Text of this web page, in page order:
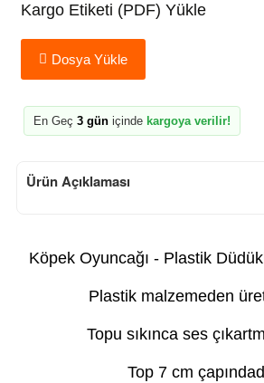
Kargo Etiketi (PDF) Yükle
Dosya Yükle
En Geç 3 gün içinde kargoya verilir!
Ürün Açıklaması
Köpek Oyuncağı - Plastik
Plastik malzemeden
Topu sıkınca ses
Top 7 cm